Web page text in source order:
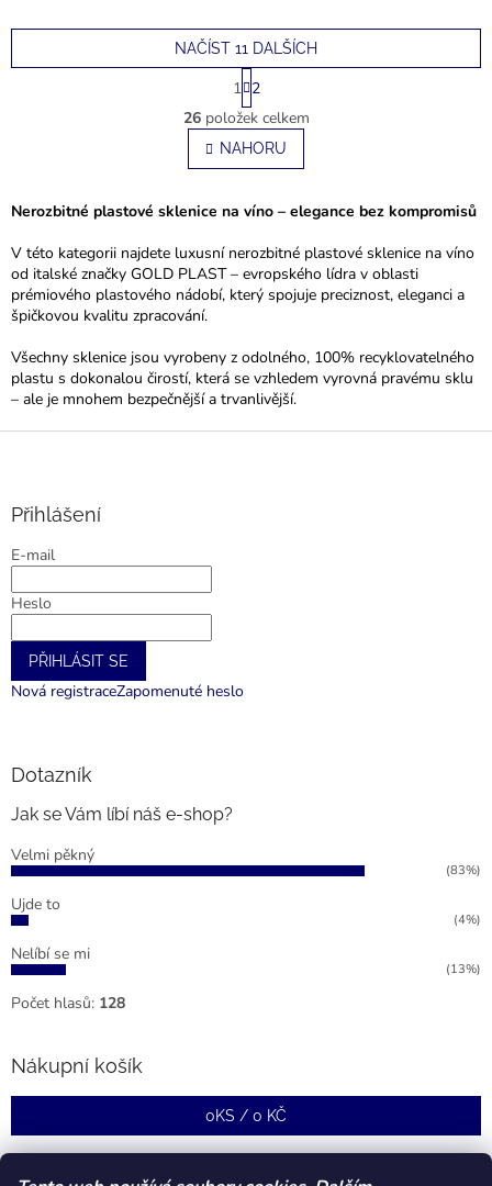
O
v
l
á
a
í
p
r
y
v
ý
NAČÍST 11 DALŠÍCH
t
r
á
n
k
v
í
1 2
26položek celkem
NAHORU
Nerozbitné plastové sklenice na víno – elegance bez kompromisů
V této kategorii najdete luxusní nerozbitné plastové sklenice na víno
od italské značky GOLD PLAST – evropského lídra v oblasti
prémiového plastového nádobí, který spojuje preciznost, eleganci a
špičkovou kvalitu zpracování.
Všechny sklenice jsou vyrobeny z odolného, 100% recyklovatelného
plastu s dokonalou čirostí, která se vzhledem vyrovná pravému sklu
– ale je mnohem bezpečnější a trvanlivější.
Přihlášení
E-mail
Heslo
PŘIHLÁSIT SE
Nová registraceZapomenuté heslo
Dotazník
Jak se Vám líbí náš e-shop?
Velmi pěkný
(83%)
Ujde to
(4%)
Nelíbí se mi
(13%)
Počet hlasů: 128
Nákupní košík
0KS / 0 KČ